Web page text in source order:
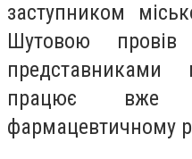
заступником
Шутовою
працює
фармацевтичному